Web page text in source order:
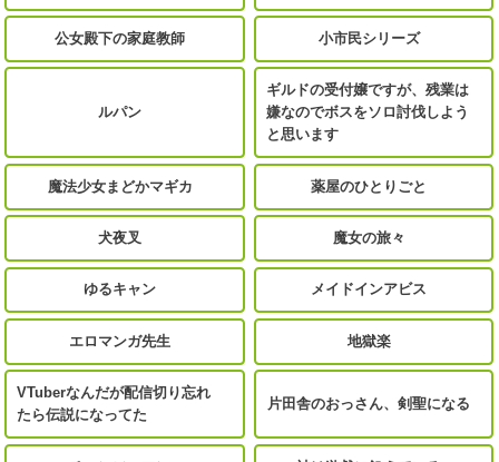
公女殿下の家庭教師 小市民シリーズ
ルパン
ギルドの受付嬢ですが、残業は
嫌なのでボスをソロ討伐しよう
と思います
魔法少女まどかマギカ 薬屋のひとりごと
犬夜叉 魔女の旅々
ゆるキャン メイドインアビス
エロマンガ先生 地獄楽
VTuberなんだが配信切り忘れ
たら伝説になってた
片田舎のおっさん、剣聖になる